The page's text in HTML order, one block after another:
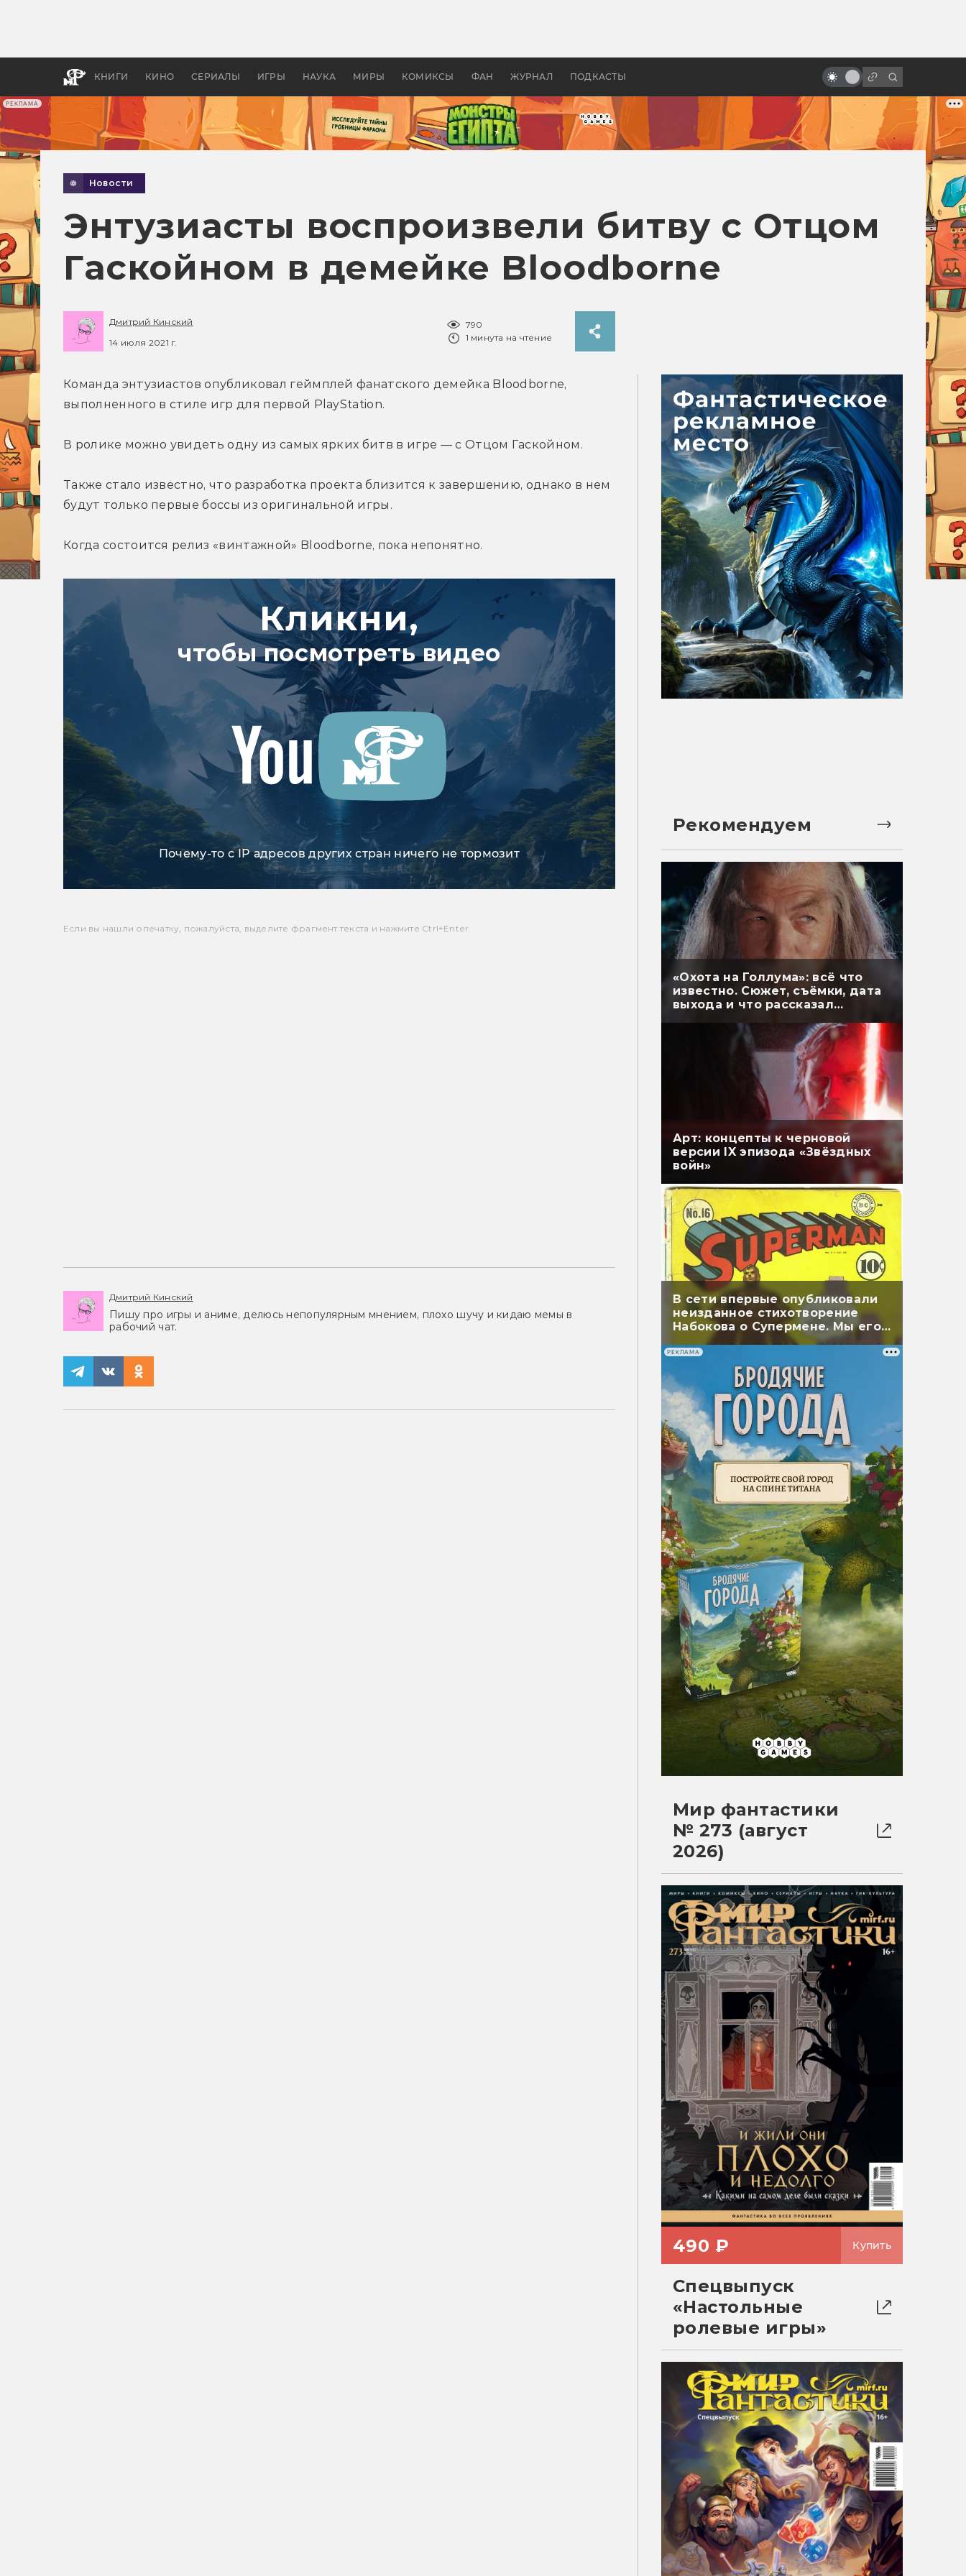
РЕКЛАМА
КНИГИ КИНО СЕРИАЛЫ ИГРЫ НАУКА МИРЫ КОМИКСЫ ФАН ЖУРНАЛ ПОДКАСТЫ
апокалипсис, в России —
бы «Властелина колец»
из Европы, которых вы,
возможно, не видели
Новости
Энтузиасты воспроизвели битву с Отцом
Гаскойном в демейке Bloodborne
Дмитрий Кинский
14 июля 2021 г.
790
1 минута на чтение
Команда энтузиастов опубликовал геймплей фанатского демейка Bloodborne,
выполненного в стиле игр для первой PlayStation.
В ролике можно увидеть одну из самых ярких битв в игре — с Отцом Гаскойном.
Также стало известно, что разработка проекта близится к завершению, однако в нем
будут только первые боссы из оригинальной игры.
Когда состоится релиз «винтажной» Bloodborne, пока непонятно.
Кликни,
чтобы посмотреть видео
Почему-то с IP адресов других стран ничего не тормозит
Если вы нашли опечатку, пожалуйста, выделите фрагмент текста и нажмите Ctrl+Enter.
Дмитрий Кинский
Пишу про игры и аниме, делюсь непопулярным мнением, плохо шучу и кидаю мемы в
рабочий чат.
Рекомендуем
«Охота на Голлума»: всё что
известно. Сюжет, съёмки, дата
выхода и что рассказал
Арт: концепты к черновой
версии IX эпизода «Звёздных
войн»
В сети впервые опубликовали
неизданное стихотворение
Набокова о Супермене. Мы его
перевели
РЕКЛАМА
Мир фантастики
№ 273 (август
2026)
490 ₽ Купить
Спецвыпуск
«Настольные
ролевые игры»